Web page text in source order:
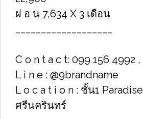
ผ่ อ น 7,634 X 3 เดือน
C o n t a c t: 099 156 4992
L i n e : @9brandname
L o c a t i o n : ชั้น1
ศรีนครินทร์